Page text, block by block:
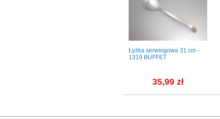
Łyżka serwingowa 31 cm -
1319 BUFFET
35,99 zł